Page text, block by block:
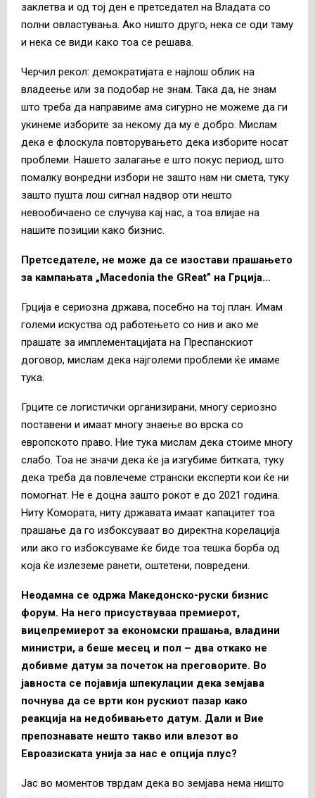
заклетва и од тој ден е претседател на Владата со
полни овластувања. Ако ништо друго, нека се оди таму
и нека се види како тоа се решава.
Черчил рекол: демократијата е најлош облик на
владеење или за подобар не знам. Така да, не знам
што треба да направиме ама сигурно не можеме да ги
укинеме изборите за некому да му е добро. Мислам
дека е флоскула повторувањето дека изборите носат
проблеми. Нашето залагање е што покус период, што
помалку вонредни избори не зашто нам ни смета, туку
зашто пушта лош сигнал надвор оти нешто
невообичаено се случува кај нас, а тоа влијае на
нашите позиции како бизнис.
Претседателе, не може да се изостави прашањето
за кампањата „Macedonia the GReat” на Грција…
Грција е сериозна држава, посебно на тој план. Имам
големи искуства од работењето со нив и ако ме
прашате за имплементацијата на Преспанскиот
договор, мислам дека најголеми проблеми ќе имаме
тука.
Грците се логистички организирани, многу сериозно
поставени и имаат многу знаење во врска со
европското право. Ние тука мислам дека стоиме многу
слабо. Тоа не значи дека ќе ја изгубиме битката, туку
дека треба да повлечеме странски експерти кои ќе ни
помогнат. Не е доцна зашто рокот е до 2021 година.
Ниту Комората, ниту државата имаат капацитет тоа
прашање да го избоксуваат во директна корелација
или ако го избоксуваме ќе биде тоа тешка борба од
која ќе излеземе ранети, оштетени, повредени.
Неодамна се одржа Македонско-руски бизнис
форум. На него присуствуваа премиерот,
вицепремиерот за економски прашања, владини
министри, а беше месец и пол – два откако не
добивме датум за почеток на преговорите. Во
јавноста се појавија шпекулации дека земјава
почнува да се врти кон рускиот пазар како
реакција на недобивањето датум. Дали и Вие
препознавате нешто такво или влезот во
Евроазиската унија за нас е опција плус?
Јас во моментов тврдам дека во земјава нема ништо